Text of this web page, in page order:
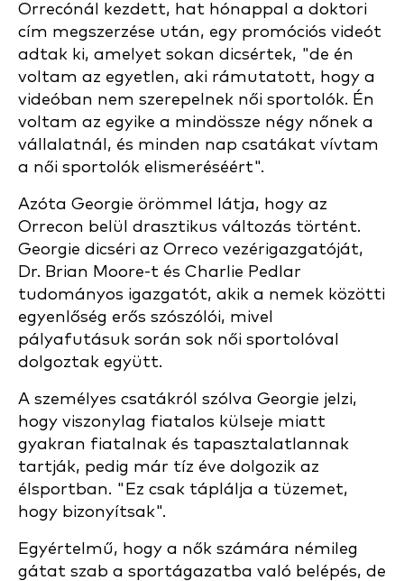
Orrecónál kezdett, hat hónappal a doktori
cím megszerzése után, egy promóciós videót
adtak ki, amelyet sokan dicsértek, "de én
voltam az egyetlen, aki rámutatott, hogy a
videóban nem szerepelnek női sportolók. Én
voltam az egyike a mindössze négy nőnek a
vállalatnál, és minden nap csatákat vívtam
a női sportolók elismeréséért".
Azóta Georgie örömmel látja, hogy az
Orrecon belül drasztikus változás történt.
Georgie dicséri az Orreco vezérigazgatóját,
Dr. Brian Moore-t és Charlie Pedlar
tudományos igazgatót, akik a nemek közötti
egyenlőség erős szószólói, mivel
pályafutásuk során sok női sportolóval
dolgoztak együtt.
A személyes csatákról szólva Georgie jelzi,
hogy viszonylag fiatalos külseje miatt
gyakran fiatalnak és tapasztalatlannak
tartják, pedig már tíz éve dolgozik az
élsportban. "Ez csak táplálja a tüzemet,
hogy bizonyítsak".
Egyértelmű, hogy a nők számára némileg
gátat szab a sportágazatba való belépés, de